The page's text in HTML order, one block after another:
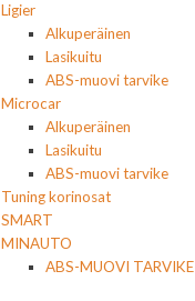
Ligier
Alkuperäinen
Lasikuitu
ABS-muovi tarvike
Microcar
Alkuperäinen
Lasikuitu
ABS-muovi tarvike
Tuning korinosat
SMART
MINAUTO
ABS-MUOVI TARVIKE